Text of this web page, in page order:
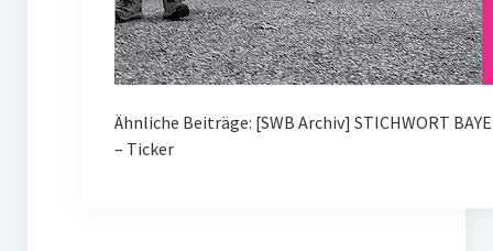
Ähnliche Beiträge: [SWB Archiv] STICHWORT
– Ticker